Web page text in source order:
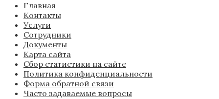
Главная
Контакты
Услуги
Сотрудники
Документы
Карта сайта
Сбор статистики на сайте
Политика конфиденциальности
Форма обратной связи
Часто задаваемые вопросы